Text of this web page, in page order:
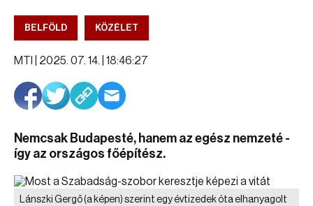
BELFÖLD KÖZÉLET
MTI | 2025. 07. 14. | 18:46:27
Nemcsak Budapesté, hanem az egész nemzeté -
így az országos főépítész.
Lánszki Gergő (a képen) szerint egy évtizedek óta elhanyagolt